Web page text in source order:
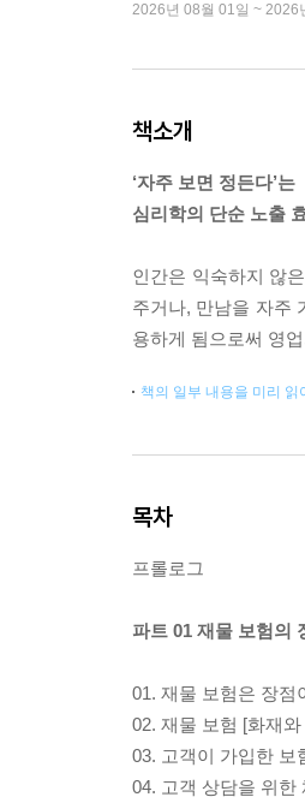
2026년 08월 01일 ~ 2026
책소개
‘자주 보면 정든다’는
심리학의 단순 노출
인간은 익숙하지 않
주거나, 만남을 자주
용하게 됨으로써 영
책의 일부 내용을 미리 읽
목차
프롤로그
파트 01 재물 보험의
01. 재물 보험은 장점
02. 재물 보험 [화재
03. 고객이 가입한 보
04. 고객 상담을 위한